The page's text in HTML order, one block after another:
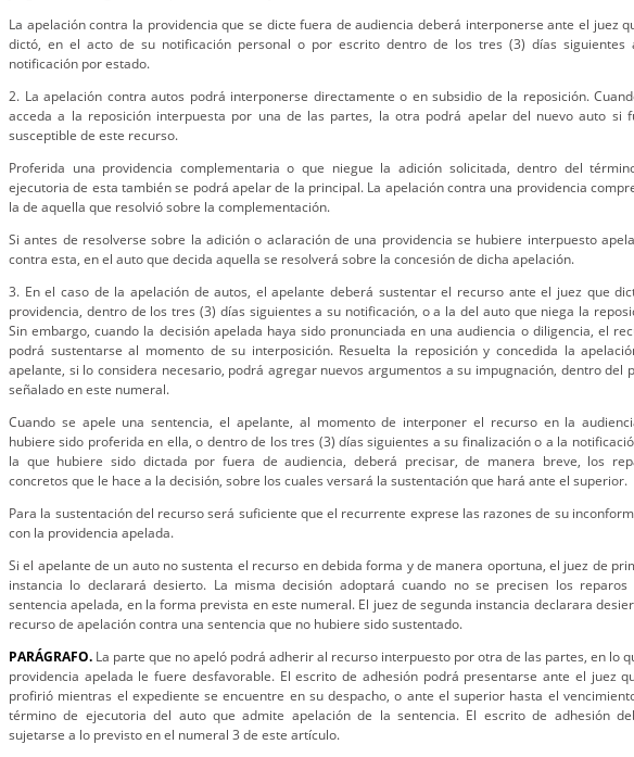
La apelación contra la providencia que se dicte fuera de audiencia deberá interponerse ante el juez
dictó, en el acto de su notificación personal o por escrito dentro de los tres (3) días siguientes
notificación por estado.
2. La apelación contra autos podrá interponerse directamente o en subsidio de la reposición.
acceda a la reposición interpuesta por una de las partes, la otra podrá apelar del nuevo auto si
susceptible de este recurso.
Proferida una providencia complementaria o que niegue la adición solicitada, dentro del
ejecutoria de esta también se podrá apelar de la principal. La apelación contra una providencia
la de aquella que resolvió sobre la complementación.
Si antes de resolverse sobre la adición o aclaración de una providencia se hubiere interpuesto
contra esta, en el auto que decida aquella se resolverá sobre la concesión de dicha apelación.
3. En el caso de la apelación de autos, el apelante deberá sustentar el recurso ante el juez que
providencia, dentro de los tres (3) días siguientes a su notificación, o a la del auto que niega la
Sin embargo, cuando la decisión apelada haya sido pronunciada en una audiencia o diligencia, el
podrá sustentarse al momento de su interposición. Resuelta la reposición y concedida la
apelante, si lo considera necesario, podrá agregar nuevos argumentos a su impugnación, dentro del
señalado en este numeral.
Cuando se apele una sentencia, el apelante, al momento de interponer el recurso en la
hubiere sido proferida en ella, o dentro de los tres (3) días siguientes a su finalización o a la
la que hubiere sido dictada por fuera de audiencia, deberá precisar, de manera breve, los
concretos que le hace a la decisión, sobre los cuales versará la sustentación que hará ante el superior.
Para la sustentación del recurso será suficiente que el recurrente exprese las razones de su
con la providencia apelada.
Si el apelante de un auto no sustenta el recurso en debida forma y de manera oportuna, el juez de
instancia lo declarará desierto. La misma decisión adoptará cuando no se precisen los
sentencia apelada, en la forma prevista en este numeral. El juez de segunda instancia declarara
recurso de apelación contra una sentencia que no hubiere sido sustentado.
PARÁGRAFO. La parte que no apeló podrá adherir al recurso interpuesto por otra de las partes, en lo
providencia apelada le fuere desfavorable. El escrito de adhesión podrá presentarse ante el juez
profirió mientras el expediente se encuentre en su despacho, o ante el superior hasta el
término de ejecutoria del auto que admite apelación de la sentencia. El escrito de adhesión
sujetarse a lo previsto en el numeral 3 de este artículo.